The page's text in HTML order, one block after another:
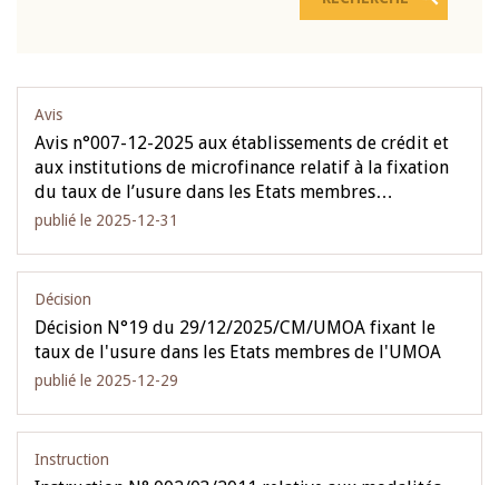
Avis
Avis n°007-12-2025 aux établissements de crédit et
aux institutions de microfinance relatif à la fixation
du taux de l’usure dans les Etats membres…
publié le 2025-12-31
Décision
Décision N°19 du 29/12/2025/CM/UMOA fixant le
taux de l'usure dans les Etats membres de l'UMOA
publié le 2025-12-29
Instruction